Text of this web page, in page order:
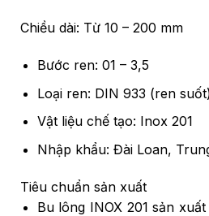
Chiều dài: Từ 10 – 200 mm
Bước ren: 01 – 3,5
Loại ren: DIN 933 (ren
Vật liệu chế tạo: Inox 201
Nhập khẩu: Đài Loan,
Tiêu chuẩn sản xuất
Bu lông INOX 201 sản